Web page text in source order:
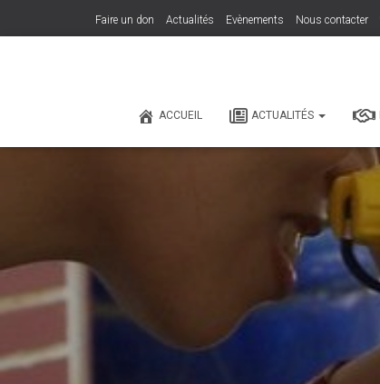
Faire un don Actualités Evènements Nous contacter
ACCUEIL ACTUALITÉS